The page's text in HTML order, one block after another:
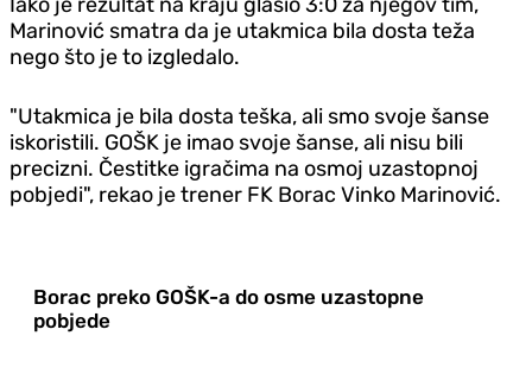
Marinović smatra da je utakmica bila dosta teža
nego što je to izgledalo.
"Utakmica je bila dosta teška, ali smo svoje šanse
iskoristili. GOŠK je imao svoje šanse, ali nisu bili
precizni. Čestitke igračima na osmoj uzastopnoj
pobjedi", rekao je trener FK Borac Vinko Marinović.
Borac preko GOŠK-a do osme uzastopne
pobjede